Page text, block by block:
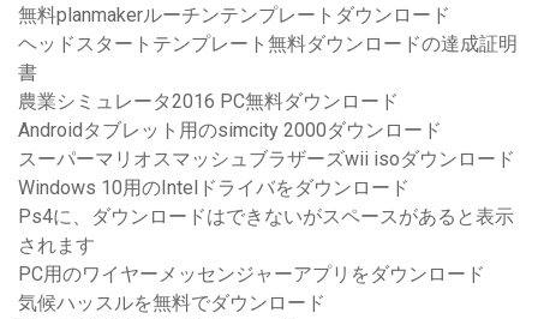
無料planmakerルーチンテンプレートダウンロード
ヘッドスタートテンプレート無料ダウンロードの達成証明
書
農業シミュレータ2016 PC無料ダウンロード
Androidタブレット用のsimcity 2000ダウンロード
スーパーマリオスマッシュブラザーズwii isoダウンロード
Windows 10用のIntelドライバをダウンロード
Ps4に、ダウンロードはできないがスペースがあると表示
されます
PC用のワイヤーメッセンジャーアプリをダウンロード
気候ハッスルを無料でダウンロード